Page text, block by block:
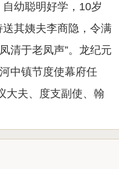
自幼聪明好学，10岁
其姨夫李商隐，令满
清于老凤声”。龙纪元
中镇节度使幕府任
大夫、度支副使、翰